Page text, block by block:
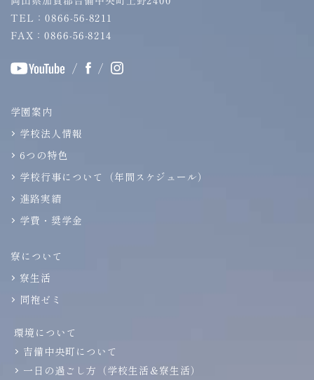
TEL：0866-56-8211
FAX：0866-56-8214
/ /
学園案内
学校法人情報
6つの特色
学校行事について（年間スケジュール）
進路実績
学費・奨学金
寮について
寮生活
同袍ゼミ
環境について
吉備中央町について
一日の過ごし方（学校生活＆寮生活）